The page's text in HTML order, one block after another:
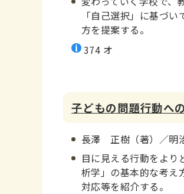
「自己選択」に基づ
方を提案する。
374 オ
子どもの問題行動へ
長澤 正樹（著）／明
目に見える行動をよ
析学」の基本的な考え
対応等を紹介する。